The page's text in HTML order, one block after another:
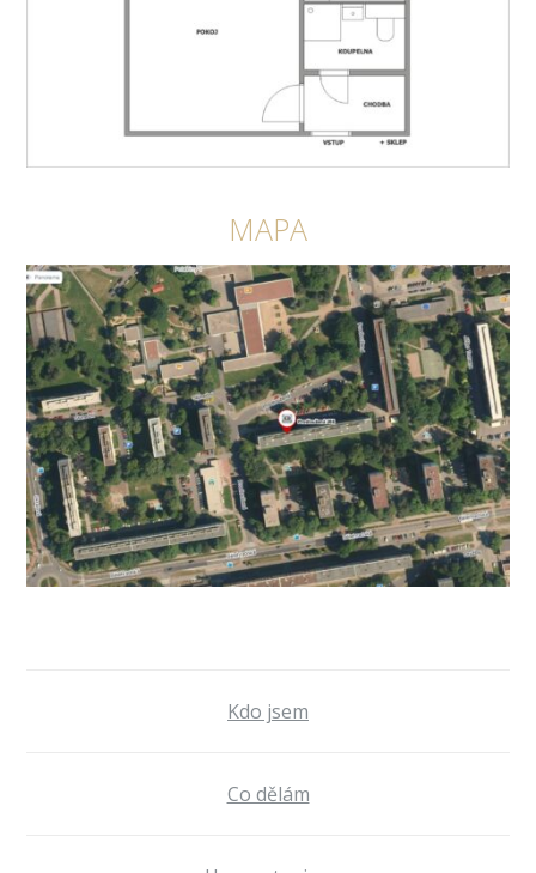
MAPA
Kdo jsem
Co dělám